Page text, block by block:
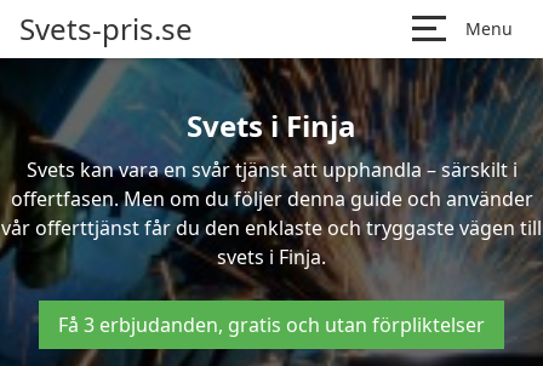
Svets-pris.se Menu
Svets i Finja
Svets kan vara en svår tjänst att upphandla – särskilt i
offertfasen. Men om du följer denna guide och använder
vår offerttjänst får du den enklaste och tryggaste vägen till
svets i Finja.
Få 3 erbjudanden, gratis och utan förpliktelser